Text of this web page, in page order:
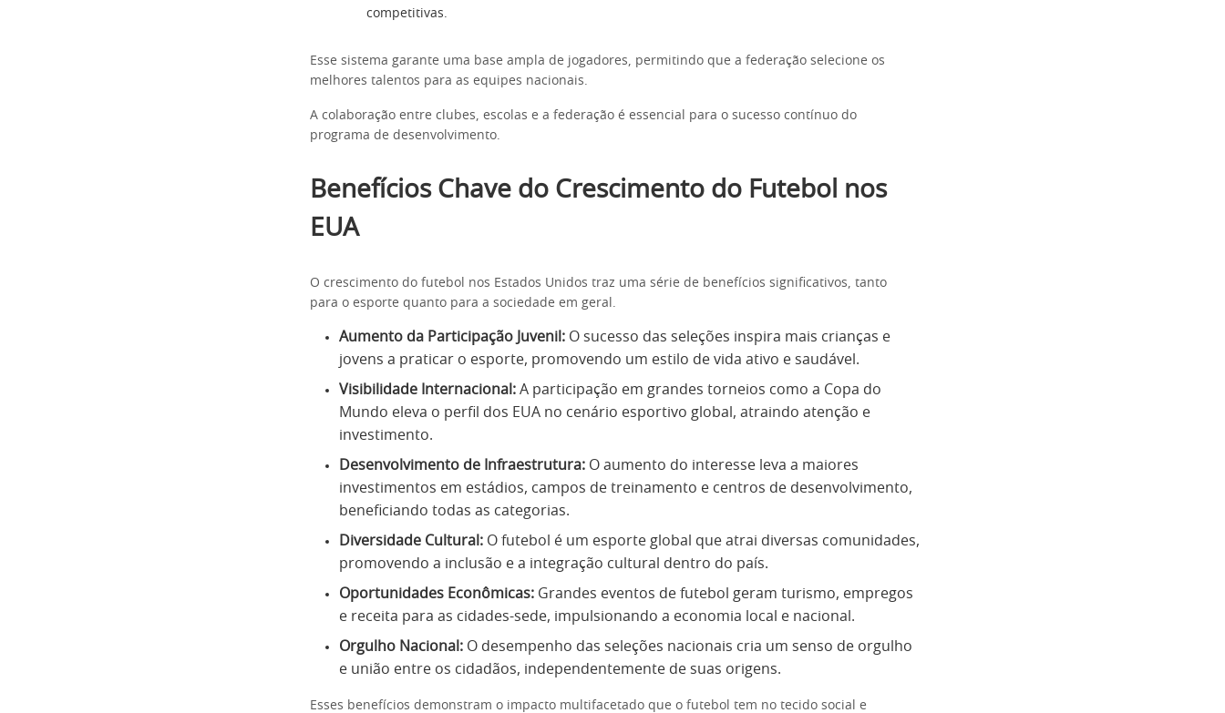
competitivas.
Esse sistema garante uma base ampla de jogadores, permitindo que a federação selecione os
melhores talentos para as equipes nacionais.
A colaboração entre clubes, escolas e a federação é essencial para o sucesso contínuo do
programa de desenvolvimento.
Benefícios Chave do Crescimento do Futebol nos
EUA
O crescimento do futebol nos Estados Unidos traz uma série de benefícios significativos, tanto
para o esporte quanto para a sociedade em geral.
Aumento da Participação Juvenil: O sucesso das seleções inspira mais crianças e
jovens a praticar o esporte, promovendo um estilo de vida ativo e saudável.
Visibilidade Internacional: A participação em grandes torneios como a Copa do
Mundo eleva o perfil dos EUA no cenário esportivo global, atraindo atenção e
investimento.
Desenvolvimento de Infraestrutura: O aumento do interesse leva a maiores
investimentos em estádios, campos de treinamento e centros de desenvolvimento,
beneficiando todas as categorias.
Diversidade Cultural: O futebol é um esporte global que atrai diversas comunidades,
promovendo a inclusão e a integração cultural dentro do país.
Oportunidades Econômicas: Grandes eventos de futebol geram turismo, empregos
e receita para as cidades-sede, impulsionando a economia local e nacional.
Orgulho Nacional: O desempenho das seleções nacionais cria um senso de orgulho
e união entre os cidadãos, independentemente de suas origens.
Esses benefícios demonstram o impacto multifacetado que o futebol tem no tecido social e